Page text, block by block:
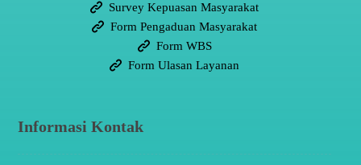
Survey Kepuasan Masyarakat
Form Pengaduan Masyarakat
Form WBS
Form Ulasan Layanan
Informasi Kontak